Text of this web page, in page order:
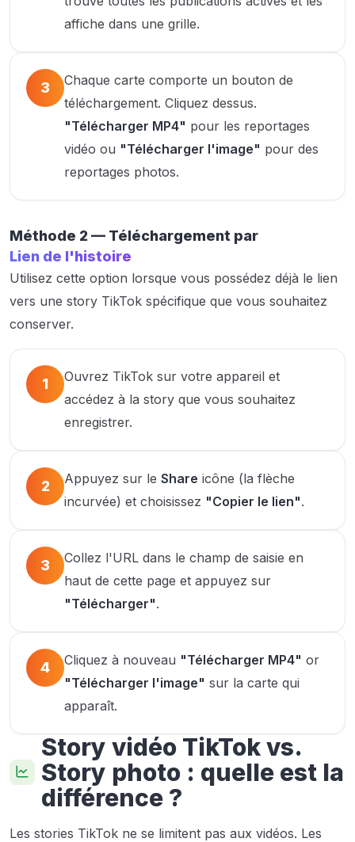
affiche dans une grille.
3
Chaque carte comporte un bouton de
téléchargement. Cliquez dessus.
"Télécharger MP4" pour les reportages
vidéo ou "Télécharger l'image" pour des
reportages photos.
Méthode 2 — Téléchargement par
Lien de l'histoire
Utilisez cette option lorsque vous possédez déjà le lien
vers une story TikTok spécifique que vous souhaitez
conserver.
1
Ouvrez TikTok sur votre appareil et
accédez à la story que vous souhaitez
enregistrer.
2 Appuyez sur le Share icône (la flèche
incurvée) et choisissez "Copier le lien".
3
Collez l'URL dans le champ de saisie en
haut de cette page et appuyez sur
"Télécharger".
4 Cliquez à nouveau "Télécharger MP4" or
"Télécharger l'image" sur la carte qui
apparaît.
Story vidéo TikTok vs.
Story photo : quelle est la
différence ?
Les stories TikTok ne se limitent pas aux vidéos. Les